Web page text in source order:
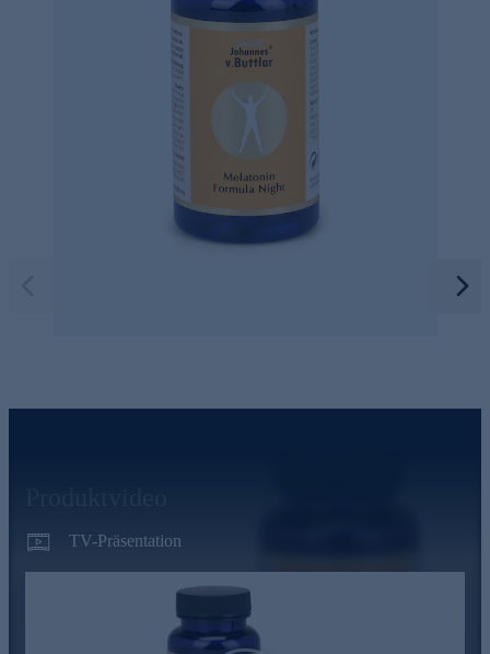
TV-Präsentation